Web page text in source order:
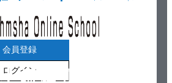
会員登録
ログイン